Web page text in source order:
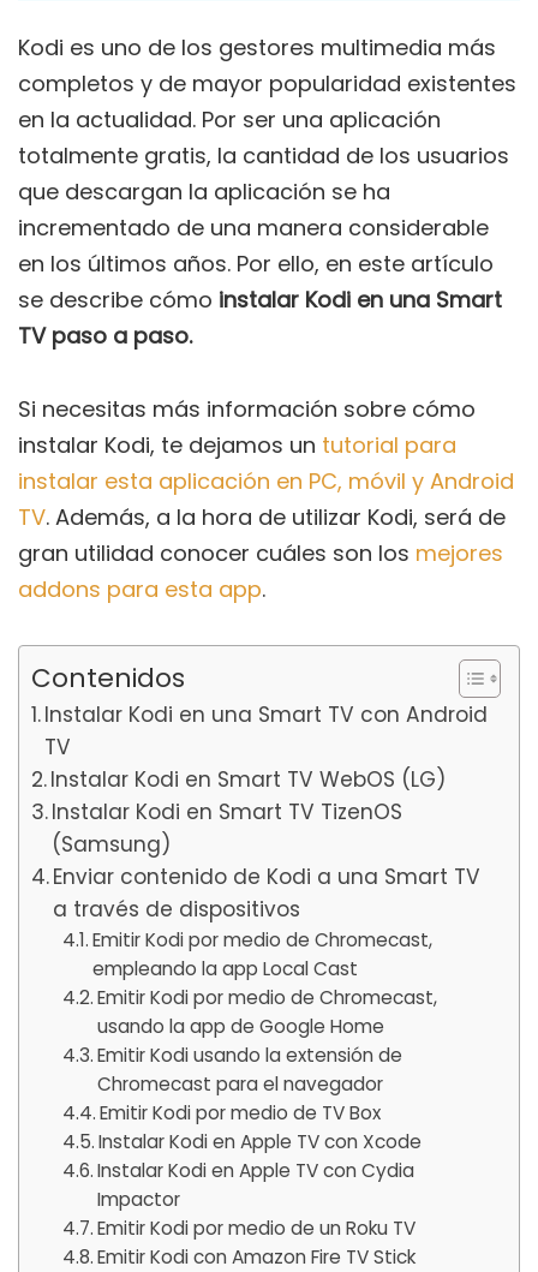
Kodi es uno de los gestores multimedia más
completos y de mayor popularidad existentes
en la actualidad. Por ser una aplicación
totalmente gratis, la cantidad de los usuarios
que descargan la aplicación se ha
incrementado de una manera considerable
en los últimos años. Por ello, en este artículo
se describe cómo instalar Kodi en una Smart
TV paso a paso.
Si necesitas más información sobre cómo
instalar Kodi, te dejamos un tutorial para
instalar esta aplicación en PC, móvil y Android
TV. Además, a la hora de utilizar Kodi, será de
gran utilidad conocer cuáles son los mejores
addons para esta app.
Contenidos
Instalar Kodi en una Smart TV con Android
TV
Instalar Kodi en Smart TV WebOS (LG)
Instalar Kodi en Smart TV TizenOS
(Samsung)
Enviar contenido de Kodi a una Smart TV
a través de dispositivos
Emitir Kodi por medio de Chromecast,
empleando la app Local Cast
Emitir Kodi por medio de Chromecast,
usando la app de Google Home
Emitir Kodi usando la extensión de
Chromecast para el navegador
Emitir Kodi por medio de TV Box
Instalar Kodi en Apple TV con Xcode
Instalar Kodi en Apple TV con Cydia
Impactor
Emitir Kodi por medio de un Roku TV
Emitir Kodi con Amazon Fire TV Stick